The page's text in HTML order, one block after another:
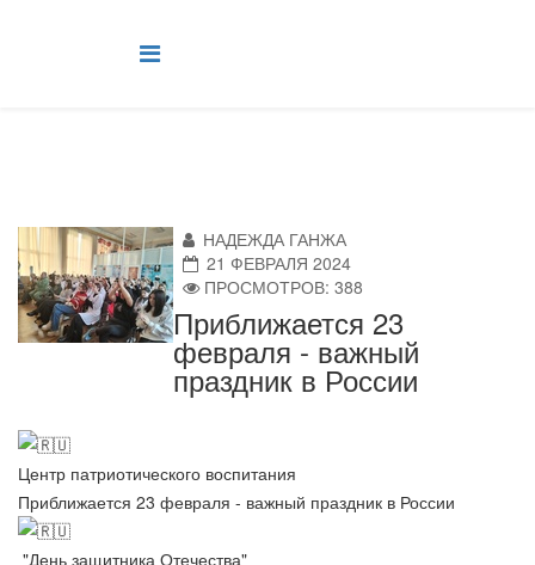
НАДЕЖДА ГАНЖА
21 ФЕВРАЛЯ 2024
ПРОСМОТРОВ: 388
Приближается 23
февраля - важный
праздник в России
Центр патриотического воспитания
Приближается 23 февраля - важный праздник в России
"День защитника Отечества"